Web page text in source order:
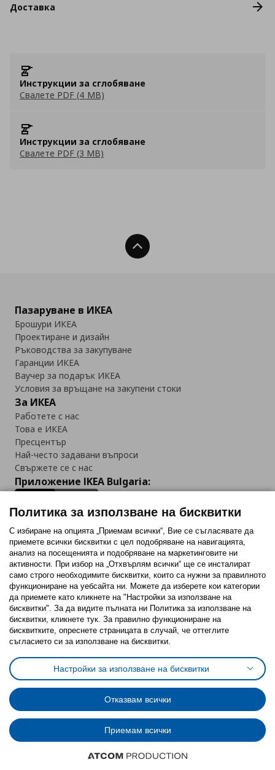
Доставка
Инструкции за сглобяване
Свалете PDF (4 MB)
Инструкции за сглобяване
Свалете PDF (3 MB)
Нагоре
Пазаруване в ИКЕА
Брошури ИКЕА
Проектиране и дизайн
Ръководства за закупуване
Гаранции ИКЕА
Ваучер за подарък ИКЕА
Условия за връщане на закупени стоки
За ИКЕА
Работете с нас
Това е ИКЕА
Пресцентър
Най-често задавани въпроси
Свържете се с нас
Приложение IKEA Bulgaria:
Последвайте ни:
FacebookTwitterYoutubePinterestInstagram
Политика за използване на бисквитки (Cookies)
Избор на настройки за използване на бисквитки
Условия за ползване на ikea.bgОбща политика за личните данни
Политика за защита на личните данни на ikea.bg
Общи условия на програма IKEA Family
Политика за защита на лични данни на програма IKEA Family
© Inter-IKEA Systems B.V. 1999 - 2025
Политика за използване на бисквитки
С избиране на опцията „Приемам всички“, Вие се съгласявате да
приемете всички бисквитки с цел подобряване на навигацията,
анализ на посещенията и подобряване на маркетинговите ни
активности. При избор на „Отхвърлям всички“ ще се инсталират
само строго необходимитe бисквитки, които са нужни за правилното
функциониране на уебсайта ни. Можете да изберете кои категории
да приемете като кликнете на "Настройки за използване на
бисквитки". За да видите пълната ни Политика за използване на
бисквитки, кликнете тук. За правилно функциониране на
бисквитките, опреснете страницата в случай, че оттеглите
съгласието си за използване на бисквитки.
Настройки за използване на бисквитки
Отказвам всички
Приемам всички